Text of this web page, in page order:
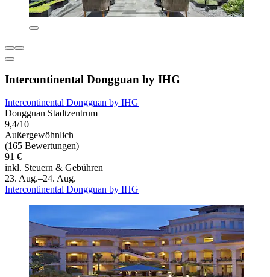
Intercontinental Dongguan by IHG
Intercontinental Dongguan by IHG
Dongguan Stadtzentrum
9,4/10
Außergewöhnlich
(165 Bewertungen)
91 €
inkl. Steuern & Gebühren
23. Aug.–24. Aug.
Intercontinental Dongguan by IHG